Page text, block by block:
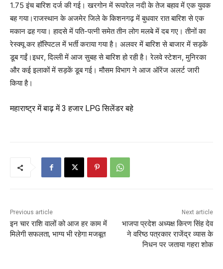
1.75 इंच बारिश दर्ज की गई। खरगोन में रूपारेल नदी के तेज बहाव में एक युवक
बह गया।राजस्थान के अजमेर जिले के किशनगढ़ में बुधवार रात बारिश से एक
मकान ढह गया। हादसे में पति-पत्नी समेत तीन लोग मलबे में दब गए। तीनों का
रेस्क्यू कर हॉस्पिटल में भर्ती कराया गया है। अलवर में बारिश से बाजार में सड़कें
डूब गईं।इधर, दिल्ली में आज सुबह से बारिश हो रही है। रेलवे स्टेशन, मुनिरका
और कई इलाकों में सड़कें डूब गई। मौसम विभाग ने आज ऑरेंज अलर्ट जारी
किया है।
महाराष्ट्र में बाढ़ में 3 हजार LPG सिलेंडर बहे
Previous article
इन चार राशि वालों को आज हर काम में
मिलेगी सफलता, भाग्य भी रहेगा मजबूत
Next article
भाजपा प्रदेश अध्यक्ष किरण सिंह देव
ने ​वरिष्ठ पत्रकार राजेंद्र व्यास के
निधन पर जताया गहरा शोक